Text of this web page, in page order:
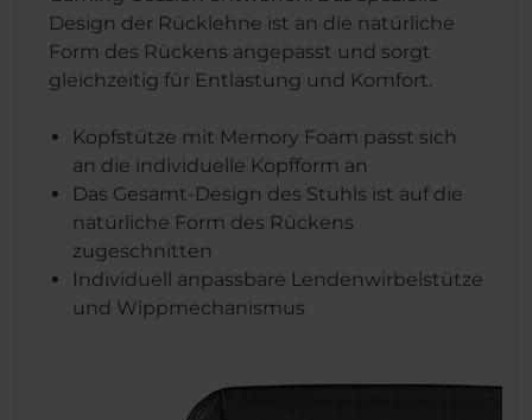
Design der Rücklehne ist an die natürliche
Form des Rückens angepasst und sorgt
gleichzeitig für Entlastung und Komfort.
Kopfstütze mit Memory Foam passt sich
an die individuelle Kopfform an
Das Gesamt-Design des Stuhls ist auf die
natürliche Form des Rückens
zugeschnitten
Individuell anpassbare Lendenwirbelstütze
und Wippmechanismus